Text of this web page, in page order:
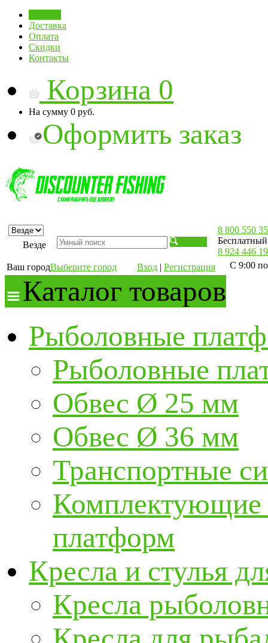
Доставка
Оплата
Скидки
Контакты
Корзина 0
На сумму 0 руб.
Оформить заказ
Везде
Ваш городВыберите город Вход | Регистрация
8 800 550
8 924 446
С 9:00
Каталог товаров
Рыболовные
Рыболовные
Обвес Ø 25 мм
Обвес Ø 36 мм
Транспортные
Комплектующие
платформ
Кресла и стулья
Кресла